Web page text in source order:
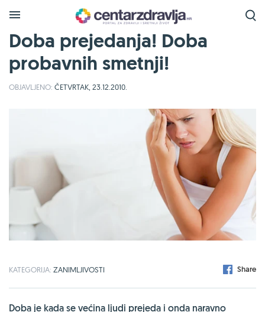
Doba prejedanja! Doba
probavnih smetnji!
OBJAVLJENO: ČETVRTAK, 23.12.2010.
KATEGORIJA: ZANIMLJIVOSTI Share
Doba je kada se većina ljudi prejeda i onda naravno